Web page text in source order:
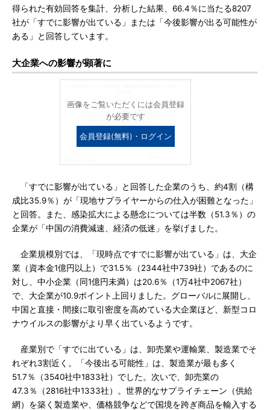
得られた有効回答を集計、分析した結果、66.4％に当たる8207
社が「すでに影響が出ている」または「今後影響が出る可能性が
ある」と回答しています。
大企業への影響が顕著に
画像をご覧いただくには会員登録
が必要です
会員登録(無料)・ログイン
「すでに影響が出ている」と回答した企業のうち、約4割（構
成比35.9％）が「現地サプライヤーからの仕入が困難となった」
と回答。また、感染拡大による懸念については半数（51.3％）の
企業が「中国の消費減速、経済の低迷」を挙げました。
企業規模別では、「現時点ですでに影響が出ている」は、大企
業（資本金1億円以上）で31.5％（2344社中739社）であるのに
対し、中小企業（同1億円未満）は20.6％（1万4社中2067社）
で、大企業が10.9ポイント上回りました。グローバルに展開し、
中国と直接・間接に取引密度を高めている大企業ほど、新型コロ
ナウイルスの影響がより早く出ているようです。
産業別で「すでに出ている」は、卸売業や運輸業、製造業でそ
れぞれ3割近く。「今後出る可能性」は、製造業が最も多く
51.7％（3540社中1833社）でした。次いで、卸売業の
47.3％（2816社中1333社）。世界的なサプライチェーン（供給
網）を築く製造業や、価格競争などで国境を跨ぎ商品を輸入する